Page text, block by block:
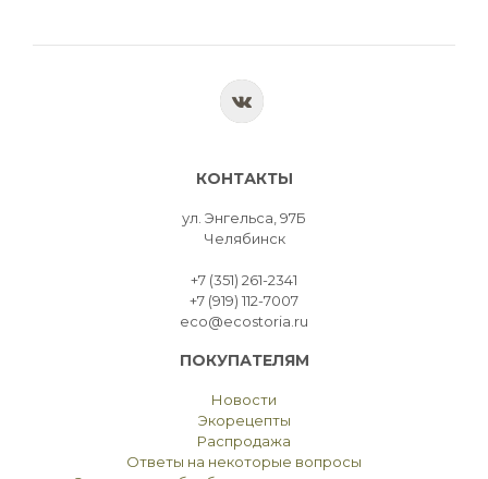
КОНТАКТЫ
ул. Энгельса, 97Б
Челябинск
+7 (351) 261-2341
+7 (919) 112-7007
eco@ecostoria.ru
ПОКУПАТЕЛЯМ
Новости
Экорецепты
Распродажа
Ответы на некоторые вопросы